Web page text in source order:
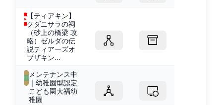
【ティアキン】
クダニサラの祠
（砂上の橋梁 攻
略）ゼルダの伝
説ティアーズオ
ブザキン...
メンテナンス中
｜幼稚園型認定
こども園大福幼
稚園